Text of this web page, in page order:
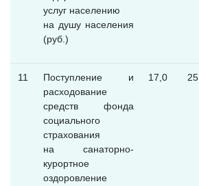
услуг населению
на душу населения
(руб.)
11
Поступление и
расходование
средств фонда
социального
страхования
на санаторно-
курортное
оздоровление
17,0